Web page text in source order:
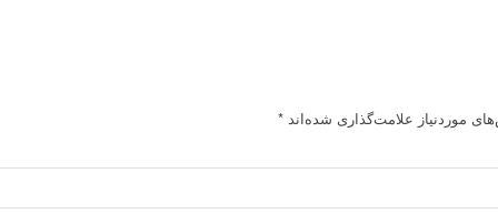
موردنیاز علامت‌گذاری شده‌اند *